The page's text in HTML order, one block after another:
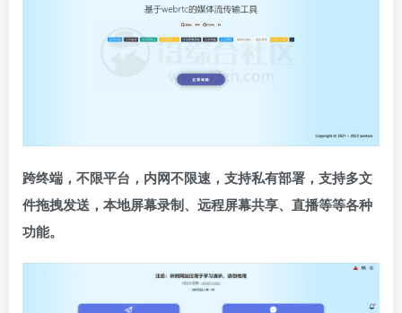
跨终端，不限平台，内网不限速，支持私有部署，支持多文
件拖拽发送，本地屏幕录制、远程屏幕共享、直播等等各种
功能。